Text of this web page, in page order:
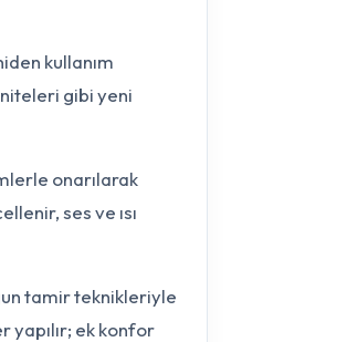
kullanım
gibi yeni
onarılarak
ses ve ısı
tamir teknikleriyle
yapılır; ek konfor